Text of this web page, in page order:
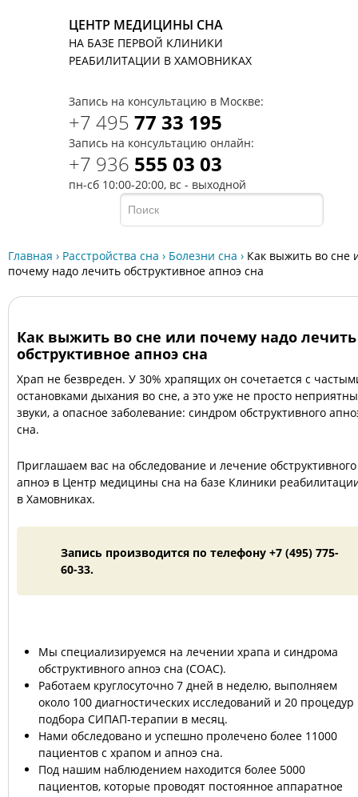
ЦЕНТР МЕДИЦИНЫ СНА
НА БАЗЕ ПЕРВОЙ КЛИНИКИ
РЕАБИЛИТАЦИИ В ХАМОВНИКАХ
Запись на консультацию в Москве:
+7 495 77 33 195
Запись на консультацию онлайн:
+7 936 555 03 03
пн-сб 10:00-20:00, вс - выходной
Главная › Расстройства сна › Болезни сна › Как выжить во сне
почему надо лечить обструктивное апноэ сна
Как выжить во сне или почему надо лечить
обструктивное апноэ сна
Храп не безвреден. У 30% храпящих он сочетается с
остановками дыхания во сне, а это уже не просто
звуки, а опасное заболевание: синдром обструктивного
сна.
Приглашаем вас на обследование и лечение обструктивного
апноэ в Центр медицины сна на базе Клиники
в Хамовниках.
Запись производится по телефону +7 (495) 775-
60-33.
Мы специализируемся на лечении храпа и синдрома
обструктивного апноэ сна (СОАС).
Работаем круглосуточно 7 дней в неделю, выполняем
около 100 диагностических исследований и 20 процедур
подбора СИПАП-терапии в месяц.
Нами обследовано и успешно пролечено более 11000
пациентов с храпом и апноэ сна.
Под нашим наблюдением находится более 5000
пациентов, которые проводят постоянное аппаратное